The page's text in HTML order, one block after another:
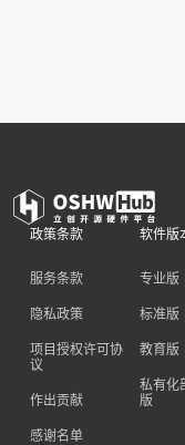
政策条款
服务条款
隐私政策
项目授权许可协
议
作出贡献
感谢名单
软件版
专业版
标准版
教育版
私有化
版